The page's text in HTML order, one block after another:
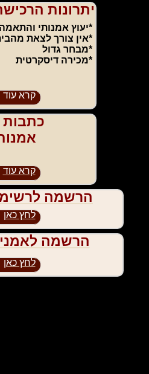
כתבות
קרא עוד
יתרונות
קרא עוד
*יעוץ אמנותי
*אין צורך לצאת
*מבחר גדול
*מכירה דיסקרטית
הרשמה
לחץ כאן
הרשמה
לחץ כאן